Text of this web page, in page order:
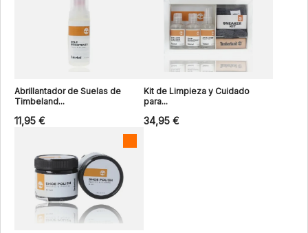
Abrillantador de Suelas de
Timbeland...
11,95 €
Kit de Limpieza y Cuidado
para...
34,95 €